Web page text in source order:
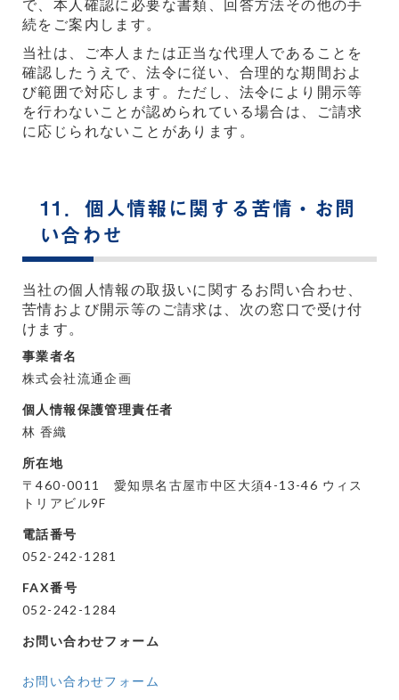
で、本人確認に必要な書類、回答方法その他の手
続をご案内します。
当社は、ご本人または正当な代理人であることを
確認したうえで、法令に従い、合理的な期間およ
び範囲で対応します。ただし、法令により開示等
を行わないことが認められている場合は、ご請求
に応じられないことがあります。
11．個人情報に関する苦情・お問
い合わせ
当社の個人情報の取扱いに関するお問い合わせ、
苦情および開示等のご請求は、次の窓口で受け付
けます。
事業者名
株式会社流通企画
個人情報保護管理責任者
林 香織
所在地
〒460-0011 愛知県名古屋市中区大須4-13-46 ウィス
トリアビル9F
電話番号
052-242-1281
FAX番号
052-242-1284
お問い合わせフォーム
お問い合わせフォーム